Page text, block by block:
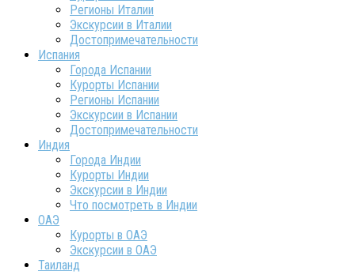
Регионы Италии
Экскурсии в Италии
Достопримечательности
Испания
Города Испании
Курорты Испании
Регионы Испании
Экскурсии в Испании
Достопримечательности
Индия
Города Индии
Курорты Индии
Экскурсии в Индии
Что посмотреть в Индии
ОАЭ
Курорты в ОАЭ
Экскурсии в ОАЭ
Таиланд